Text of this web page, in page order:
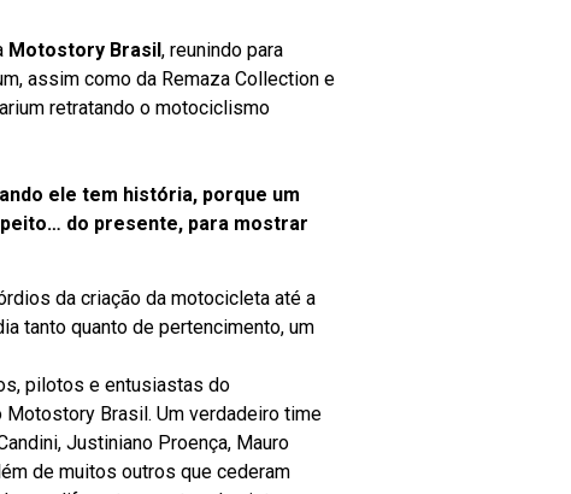
Motostory Brasil, reunindo para
assim como da Remaza Collection e
retratando o motociclismo
ele tem história, porque um
do presente, para mostrar
da criação da motocicleta até a
tanto quanto de pertencimento, um
pilotos e entusiastas do
Brasil. Um verdadeiro time
Justiniano Proença, Mauro
de muitos outros que cederam